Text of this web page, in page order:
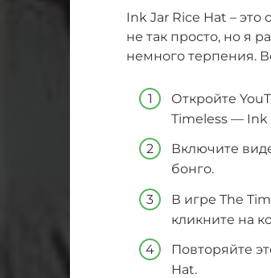
Ink Jar Rice Hat –
не так просто, но я
немного терпения.
Откройте
Timeless — Ink
Включите
бонго.
В игре The
кликните на
Повторяйте
Hat.